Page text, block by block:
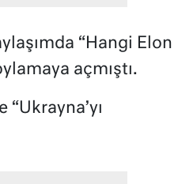
“Hangi Elon
açmıştı.
“Ukrayna’yı